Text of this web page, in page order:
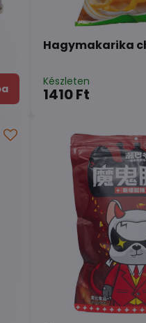
Hagymakarika
Készleten
1410 Ft